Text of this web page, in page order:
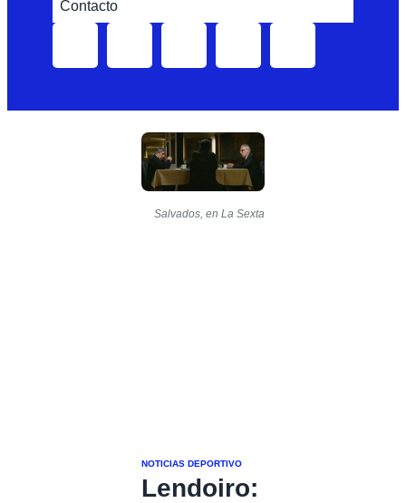
Contacto
Salvados, en La Sexta
NOTICIAS DEPORTIVO
Lendoiro: